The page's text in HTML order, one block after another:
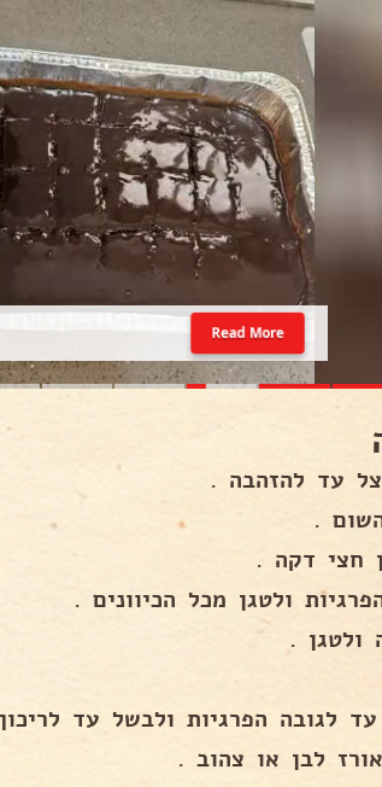
Read More
עד להזהבה .
.
חצי דקה .
ולטגן מכל הכיוונים .
ולטגן .
לגובה הפרגיות ולבשל עד
לבן או צהוב .